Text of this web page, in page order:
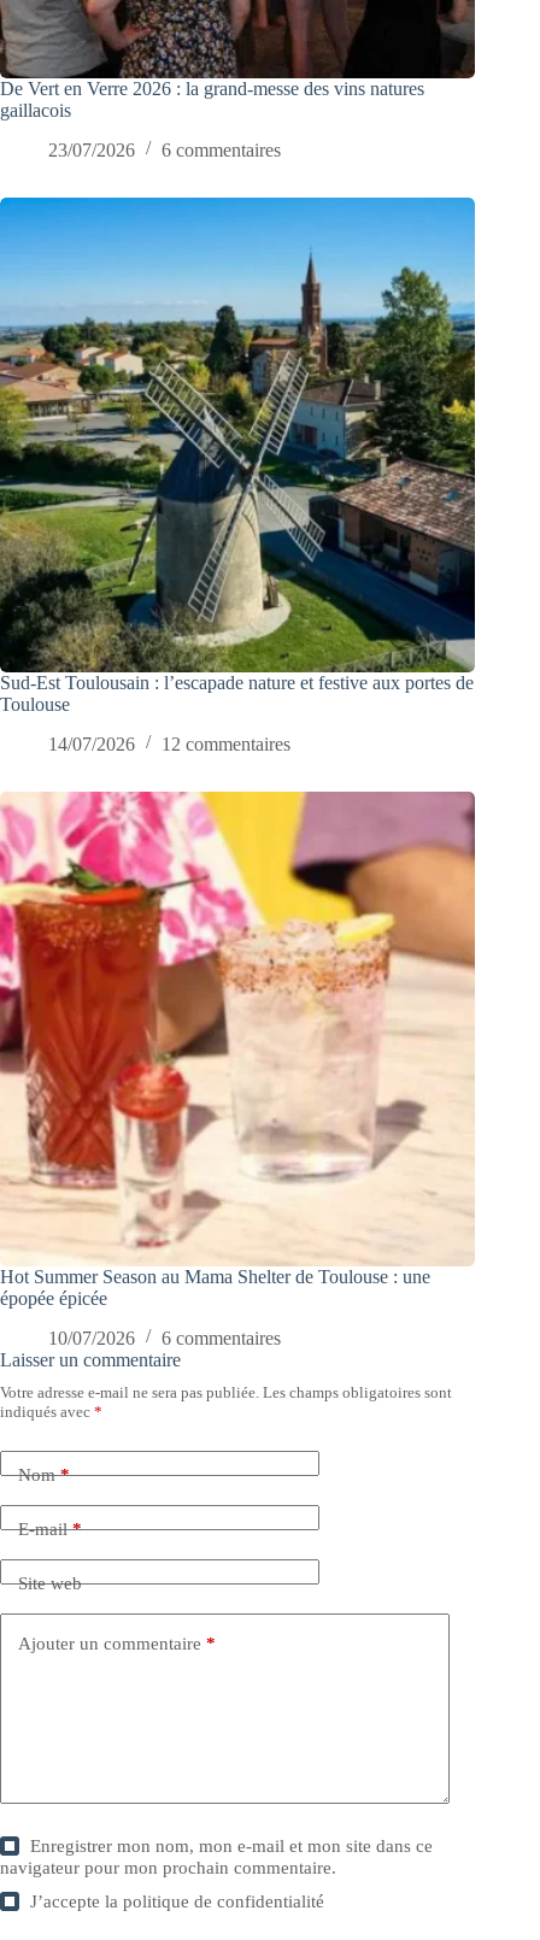
De Vert en Verre 2026 : la grand-messe des vins natures
gaillacois
23/07/2026
6 commentaires
Sud-Est Toulousain : l’escapade nature et festive aux portes de
Toulouse
14/07/2026
12 commentaires
Hot Summer Season au Mama Shelter de Toulouse : une
épopée épicée
10/07/2026
6 commentaires
Laisser un commentaire
Votre adresse e-mail ne sera pas publiée. Les champs obligatoires sont
indiqués avec *
Nom*
E-mail*
Site web
Ajouter un commentaire *
Enregistrer mon nom, mon e-mail et mon site dans ce
navigateur pour mon prochain commentaire.
J’accepte lapolitique de confidentialité